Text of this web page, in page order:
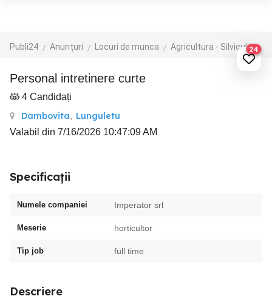
Publi24 Anunțuri Locuri de munca Agricultura - Silvicultura - Zootehnie
24
Personal intretinere curte
4 Candidați
Dambovita, Lunguletu
Valabil din 7/16/2026 10:47:09 AM
Specificații
Numele companiei Imperator srl
Meserie horticultor
Tip job full time
Descriere